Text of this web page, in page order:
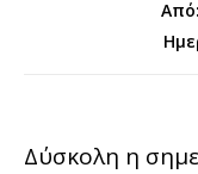
Από:
Δύσκολη η